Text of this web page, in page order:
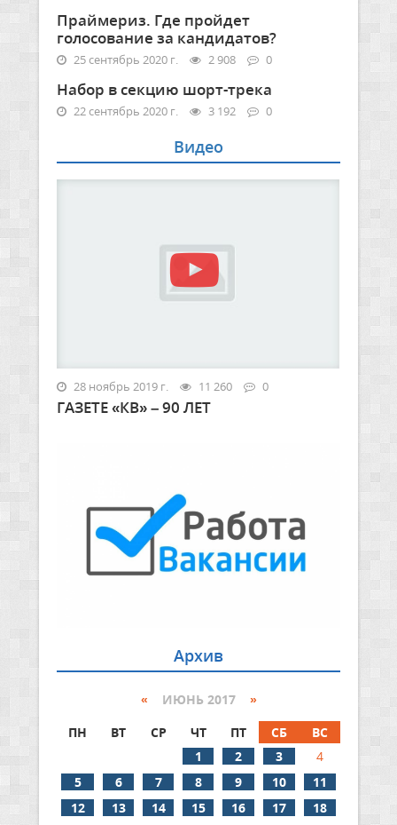
Праймериз. Где пройдет
голосование за кандидатов?
25 сентябрь 2020 г. 2 908 0
Набор в секцию шорт-трека
22 сентябрь 2020 г. 3 192 0
Видео
28 ноябрь 2019 г. 11 260 0
ГАЗЕТЕ «КВ» – 90 ЛЕТ
Архив
« ИЮНЬ 2017 »
ПН
ВТ СР ЧТ ПТ СБ
ВС
1
2 3
4
5
6 7 8 9 10
11
12
13 14 15 16 17
18